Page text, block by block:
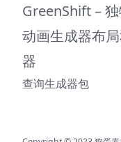
GreenShift –
动画生成器布
器
查询生成器包